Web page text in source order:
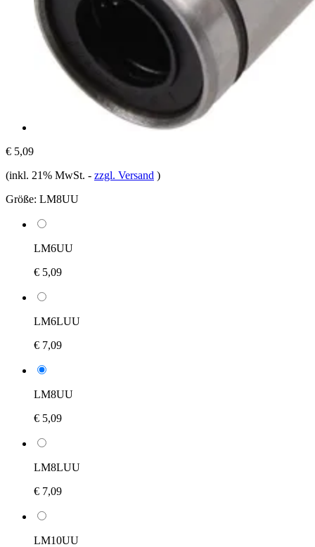
€ 5,09
(inkl. 21% MwSt. - zzgl. Versand )
Größe: LM8UU
LM6UU
€ 5,09
LM6LUU
€ 7,09
LM8UU
€ 5,09
LM8LUU
€ 7,09
LM10UU